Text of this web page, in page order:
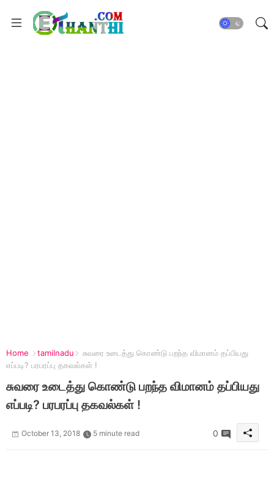
Home tamilnadu
சுவரை உடைத்து கொண்டு பறந்த விமானம் தப்பியது
எப்படி? பரபரப்பு தகவல்கள் !
சுவரை உடைத்து கொண்டு பறந்த விமானம் தப்பியது
எப்படி? பரபரப்பு தகவல்கள் !
October 13, 2018 5 minute read 0